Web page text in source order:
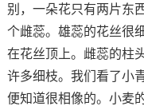
别，一朵花只有两片东
个雌蕊。雄蕊的花丝很
在花丝顶上。雌蕊的柱
许多细枝。我们看了小
便知道很相像的。小麦